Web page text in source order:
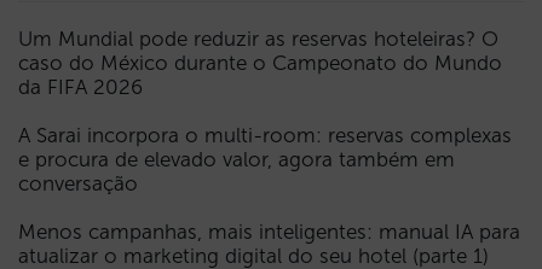
Um Mundial pode reduzir as reservas hoteleiras? O
caso do México durante o Campeonato do Mundo
da FIFA 2026
A Sarai incorpora o multi-room: reservas complexas
e procura de elevado valor, agora também em
conversação
Menos campanhas, mais inteligentes: manual IA para
atualizar o marketing digital do seu hotel (parte 1)